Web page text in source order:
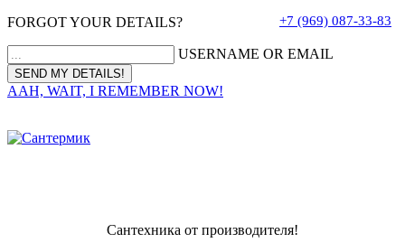
FORGOT YOUR DETAILS?
USERNAME OR EMAIL
AAH, WAIT, I REMEMBER NOW!
+7 (969) 087-33-83
Сантехника от производителя!